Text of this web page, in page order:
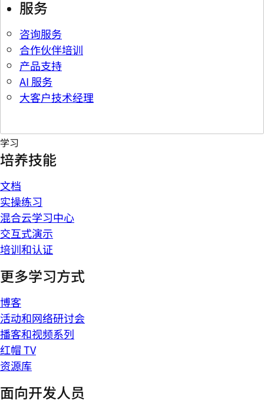
服务
咨询服务
合作伙伴培训
产品支持
AI 服务
大客户技术经理
学习
培养技能
文档
实操练习
混合云学习中心
交互式演示
培训和认证
更多学习方式
博客
活动和网络研讨会
播客和视频系列
红帽 TV
资源库
面向开发人员